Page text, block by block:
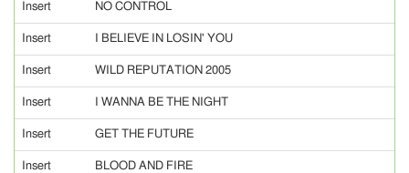
Insert NO CONTROL
Insert I BELIEVE IN LOSIN' YOU
Insert WILD REPUTATION 2005
Insert I WANNA BE THE NIGHT
Insert GET THE FUTURE
Insert BLOOD AND FIRE